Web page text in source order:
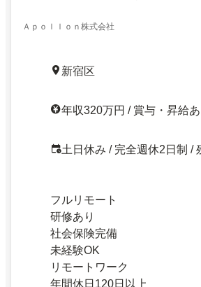
Ａｐｏｌｌｏｎ株式会社
新宿区
年収320万円 / 賞与・昇給あ
土日休み / 完全週休2日制 /
フルリモート
研修あり
社会保険完備
未経験OK
リモートワーク
年間休日120日以上